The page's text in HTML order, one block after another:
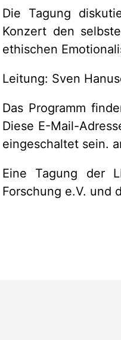
Die Tagung
Konzert den
ethischen
Leitung: Sven
Das Programm
Diese E-Mail-
eingeschaltet sein.
Eine Tagung der
Forschung e.V. und